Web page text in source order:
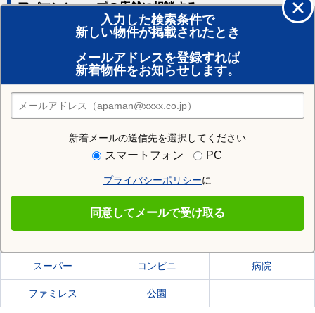
入力した検索条件で
新しい物件が掲載されたとき
メールアドレスを登録すれば
新着物件をお知らせします。
新着メールの送信先を選択してください
スマートフォン PC
プライバシーポリシーに
同意してメールで受け取る
アパマンショップの店舗に相談する
賃貸のプロがお部屋探し！
おまかせ物件リクエスト
住みたい街の店舗を探す
店舗検索
住む街研究所で旭川市の情報を見る
旭川市の施設一覧
スーパー コンビニ 病院
ファミレス 公園